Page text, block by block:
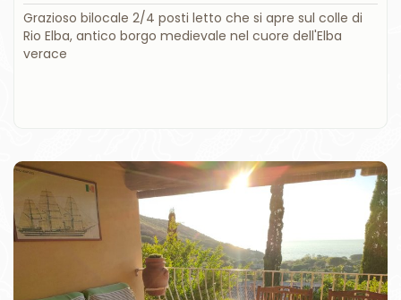
Grazioso bilocale 2/4 posti letto che si apre sul colle di
Rio Elba, antico borgo medievale nel cuore dell'Elba
verace